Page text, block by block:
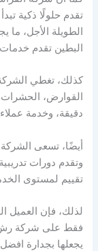
تقدم حلولًا ذكية
الطويلة الأجل،
البطين تقدم
كذلك، تغطي الشركة
القوارض، الحشرات
دقيقة، وخدمة عملاء
أيضًا، تسعى الشركة
وتقدم دورات
تقييم لمستوى
لذلك، فإن العميل
فقط على شركة رش،
يجعلها بجدارة